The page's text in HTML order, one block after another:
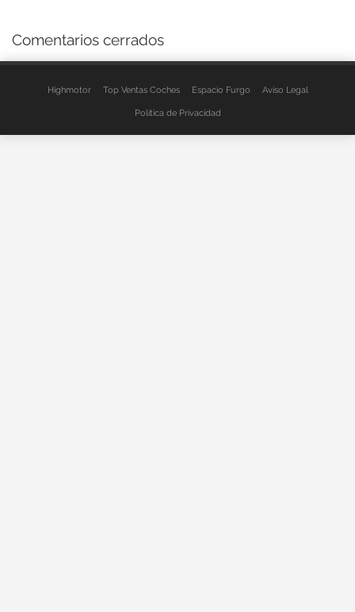
Comentarios cerrados
Highmotor Top Ventas Coches Espacio Furgo Aviso Legal
Política de Privacidad